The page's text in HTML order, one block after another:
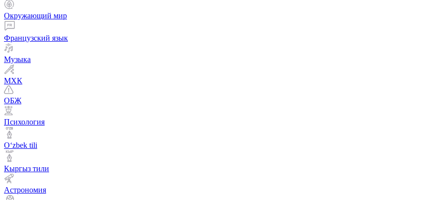
Окружающий мир
Французский язык
Музыка
МХК
ОБЖ
Психология
Оʻzbek tili
Кыргыз тили
Астрономия